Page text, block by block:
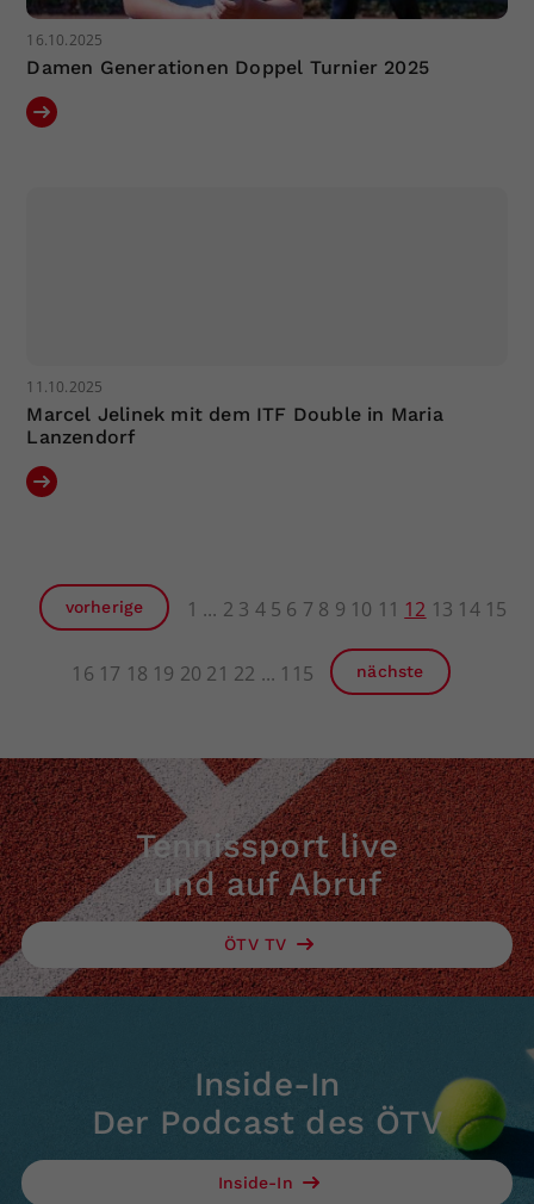
16.10.2025
Damen Generationen Doppel Turnier 2025
11.10.2025
Marcel Jelinek mit dem ITF Double in Maria
Lanzendorf
vorherige 1 2 3 4 5 6 7 8 9 10 11 12 13 14 15
16 17 18 19 20 21 22 115 nächste
Tennissport live
und auf Abruf
ÖTV TV
Inside-In
Der Podcast des ÖTV
Inside-In